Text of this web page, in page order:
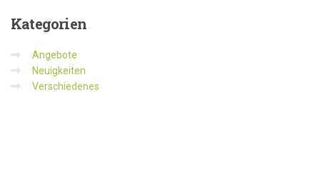
Kategorien
Angebote
Neuigkeiten
Verschiedenes